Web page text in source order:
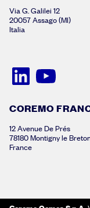
Via G. Galilei 12
20057 Assago (MI)
Italia
COREMO
12 Avenue De Prés
78180 Montigny le
France